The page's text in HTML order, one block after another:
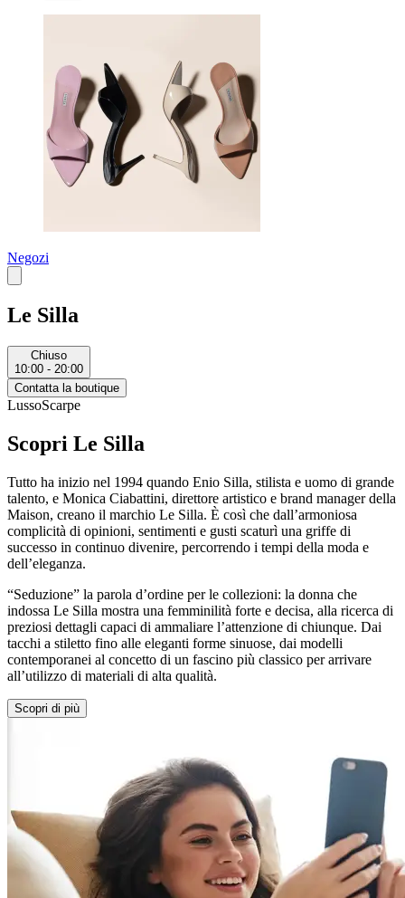
Negozi
Le Silla
Chiuso
10:00 - 20:00
Contatta la boutique
LussoScarpe
Scopri Le Silla
Tutto ha inizio nel 1994 quando Enio Silla, stilista e uomo di grande
talento, e Monica Ciabattini, direttore artistico e brand manager della
Maison, creano il marchio Le Silla. È così che dall’armoniosa
complicità di opinioni, sentimenti e gusti scaturì una griffe di
successo in continuo divenire, percorrendo i tempi della moda e
dell’eleganza.
“Seduzione” la parola d’ordine per le collezioni: la donna che
indossa Le Silla mostra una femminilità forte e decisa, alla ricerca di
preziosi dettagli capaci di ammaliare l’attenzione di chiunque. Dai
tacchi a stiletto fino alle eleganti forme sinuose, dai modelli
contemporanei al concetto di un fascino più classico per arrivare
all’utilizzo di materiali di alta qualità.
Scopri di più